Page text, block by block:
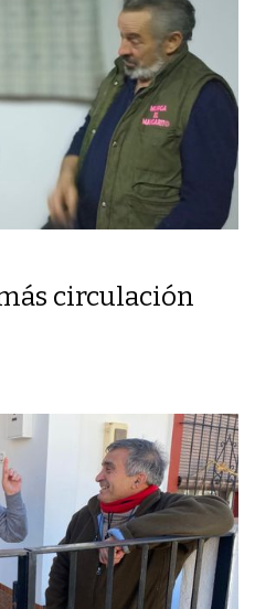
circulación